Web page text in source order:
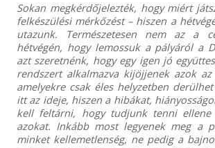
Sokan megkérdőjelezték, hogy miért
felkészülési mérkőzést – hiszen a
utazunk. Természetesen nem az a
hétvégén, hogy lemossuk a pályáról a
azt szeretnénk, hogy egy igen jó
rendszert alkalmazva kijöjjenek azok az
amelyekre csak éles helyzetben
itt az ideje, hiszen a hibákat,
kell feltárni, hogy tudjunk tenni ellene
azokat. Inkább most legyenek meg a
minket kellemetlenség, ne pedig a